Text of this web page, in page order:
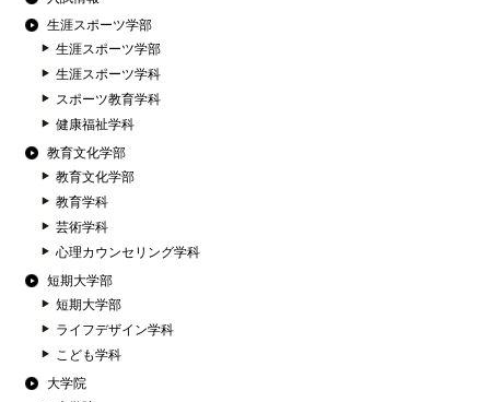
生涯スポーツ学部
生涯スポーツ学部
生涯スポーツ学科
スポーツ教育学科
健康福祉学科
教育文化学部
教育文化学部
教育学科
芸術学科
心理カウンセリング学科
短期大学部
短期大学部
ライフデザイン学科
こども学科
大学院